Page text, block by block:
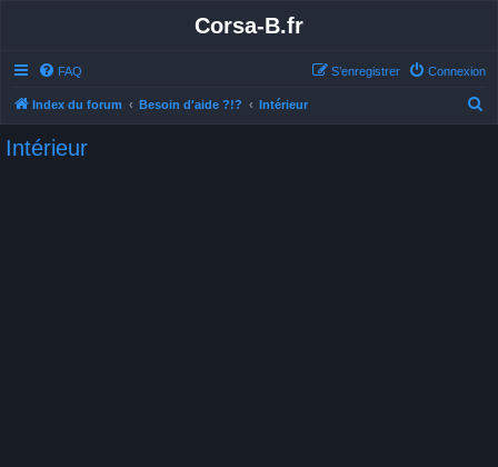
Corsa-B.fr
FAQ Connexion
S’enregistrer
Index du forum Besoin d'aide ?!? Intérieur
Intérieur